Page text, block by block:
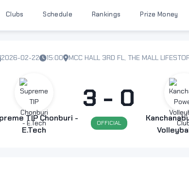
Clubs Schedule Rankings Prize Money
2026-02-22 15:00 MCC HALL 3RD FL, THE MALL
TIP Chonburi -
E.Tech
3 - 0
OFFICIAL